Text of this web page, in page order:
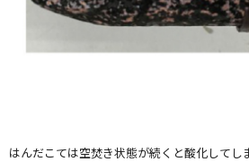
はんだこては空焚き状態が続くと酸化してし